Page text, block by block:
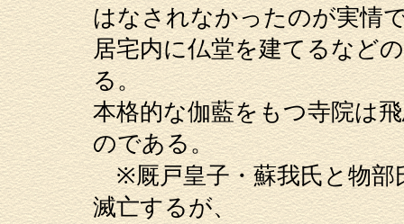
はなされなかったのが実情
居宅内に仏堂を建てるなど
る。
本格的な伽藍をもつ寺院は
のである。
※厩戸皇子・蘇我氏と物部
滅亡するが、